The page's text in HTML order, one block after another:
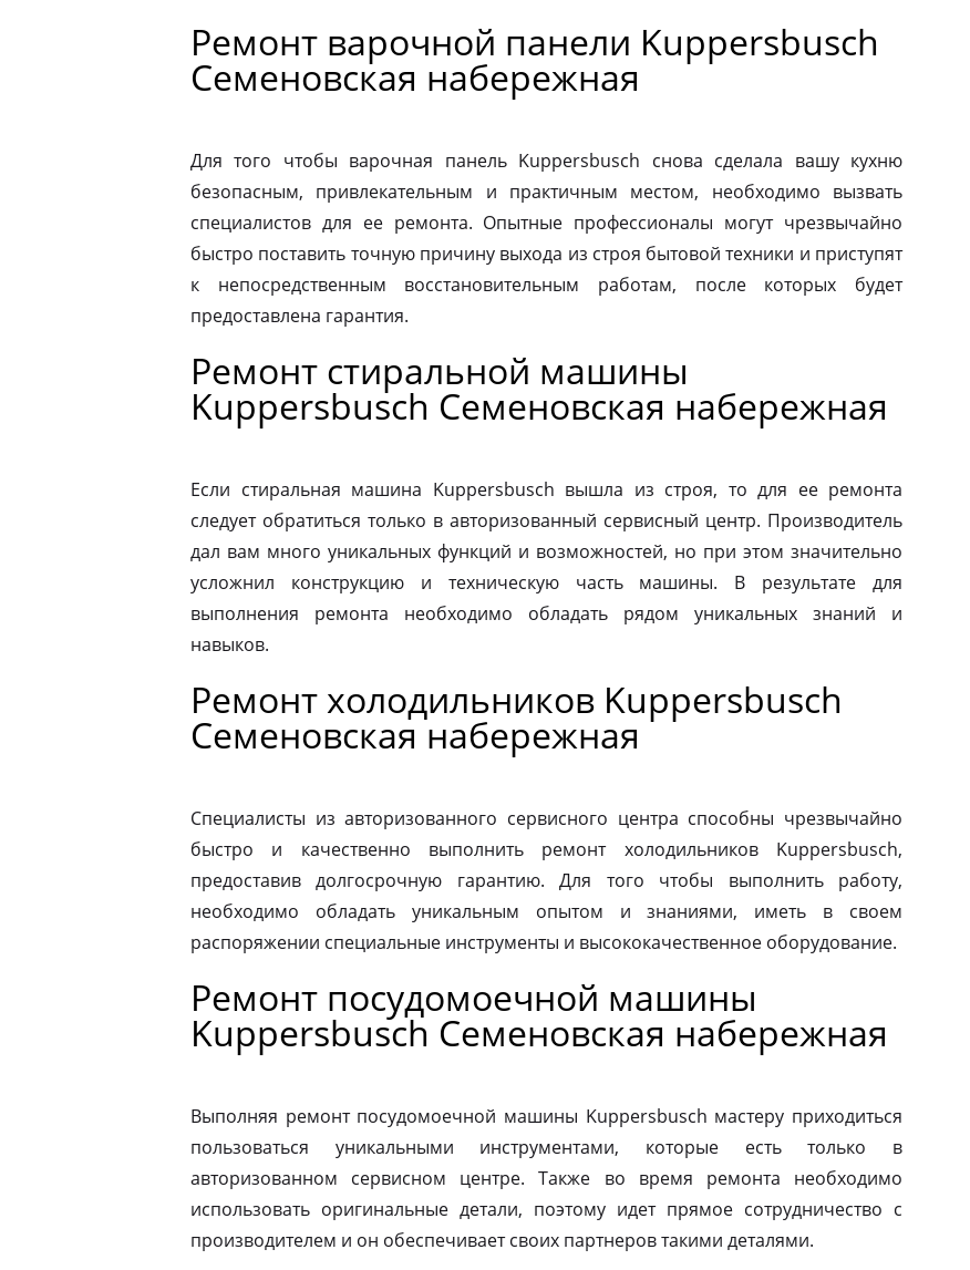
Ремонт варочной панели Kuppersbusch
Семеновская набережная
Для того чтобы варочная панель Kuppersbusch снова сделала вашу кухню
безопасным, привлекательным и практичным местом, необходимо вызвать
специалистов для ее ремонта. Опытные профессионалы могут чрезвычайно
быстро поставить точную причину выхода из строя бытовой техники и приступят
к непосредственным восстановительным работам, после которых будет
предоставлена гарантия.
Ремонт стиральной машины
Kuppersbusch Семеновская набережная
Если стиральная машина Kuppersbusch вышла из строя, то для ее ремонта
следует обратиться только в авторизованный сервисный центр. Производитель
дал вам много уникальных функций и возможностей, но при этом значительно
усложнил конструкцию и техническую часть машины. В результате для
выполнения ремонта необходимо обладать рядом уникальных знаний и
навыков.
Ремонт холодильников Kuppersbusch
Семеновская набережная
Специалисты из авторизованного сервисного центра способны чрезвычайно
быстро и качественно выполнить ремонт холодильников Kuppersbusch,
предоставив долгосрочную гарантию. Для того чтобы выполнить работу,
необходимо обладать уникальным опытом и знаниями, иметь в своем
распоряжении специальные инструменты и высококачественное оборудование.
Ремонт посудомоечной машины
Kuppersbusch Семеновская набережная
Выполняя ремонт посудомоечной машины Kuppersbusch мастеру приходиться
пользоваться уникальными инструментами, которые есть только в
авторизованном сервисном центре. Также во время ремонта необходимо
использовать оригинальные детали, поэтому идет прямое сотрудничество с
производителем и он обеспечивает своих партнеров такими деталями.